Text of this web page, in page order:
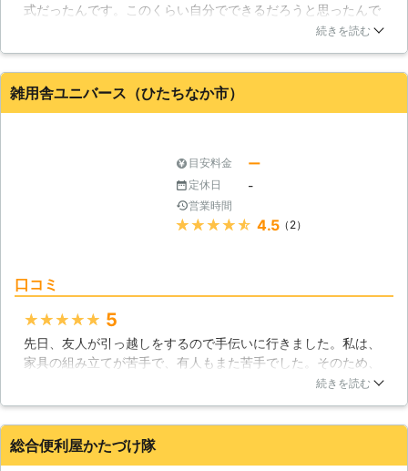
式だったんです。このくらい自分でできるだろうと思ったんで
すが、実際やってみると難しく途中で挫折してしまいました。
安でしたが、お願いすると快く引き受けてくださりました。す
ごく便利なサービスだと思います。
続きを読む
雑用舎ユニバース（ひたちなか市）
目安料金 ー
定休日 -
営業時間
★★★★★ 4.5（2）
口コミ
★★★★★ 5
先日、友人が引っ越しをするので手伝いに行きました。私は、
家具の組み立てが苦手で、有人もまた苦手でした。そのため、
バラバラにして運んできた机やベッドの組み立てに四苦八苦し
業者の方にお願いします。
茨城県 ひたちなか市 2016年10月25日
続きを読む
総合便利屋かたづけ隊